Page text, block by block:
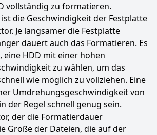
vollständig zu formatieren.
die Geschwindigkeit der Festplatte
Je langsamer die Festplatte
dauert auch das Formatieren. Es
eine HDD mit einer hohen
zu wählen, um das
wie möglich zu vollziehen. Eine
Umdrehungsgeschwindigkeit von
der Regel schnell genug sein.
der die Formatierdauer
Größe der Dateien, die auf der